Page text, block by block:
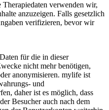
verwenden wir,
anzuzeigen. Falls gesetzlich
verifizieren, bevor wir
für die in dieser
nicht mehr benötigen,
anonymisieren. mylife ist
und
daher ist es möglich, dass
Besucher auch nach dem